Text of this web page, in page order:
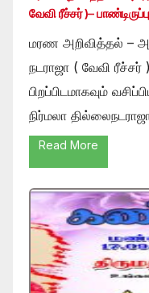
வேவி ரீச்சர் )– பாண்டிருப்பு
மரண அறிவித்தல் –
நடராஜா ( வேவி ரீச்சர்
பிறப்பிடமாகவும்
நிர்மலா
Read More